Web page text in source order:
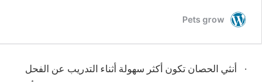
·
أنثي الحصان تكون أكثر سهولة أثناء التدريب عن الفحل